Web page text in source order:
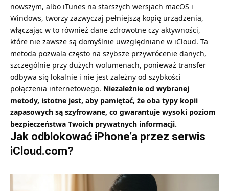
nowszym, albo iTunes na starszych wersjach macOS i
Windows, tworzy zazwyczaj pełniejszą kopię urządzenia,
włączając w to również dane zdrowotne czy aktywności,
które nie zawsze są domyślnie uwzględniane w iCloud. Ta
metoda pozwala często na szybsze przywrócenie danych,
szczególnie przy dużych wolumenach, ponieważ transfer
odbywa się lokalnie i nie jest zależny od szybkości
połączenia internetowego. Niezależnie od wybranej
metody, istotne jest, aby pamiętać, że oba typy kopii
zapasowych są szyfrowane, co gwarantuje wysoki poziom
bezpieczeństwa Twoich prywatnych informacji.
Jak odblokować iPhone’a przez serwis
iCloud.com?